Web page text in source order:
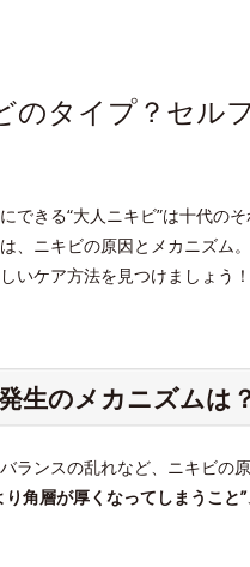
のタイプ？セル
できる“大人ニキビ”は十代の
、ニキビの原因とメカニズム
いケア方法を見つけましょう！
生のメカニズムは
ランスの乱れなど、ニキビの
角層が厚くなってしまうこと”